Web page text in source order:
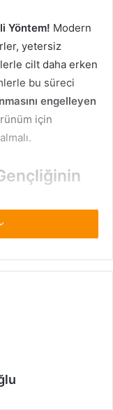
Yöntem! Modern
yetersiz
cilt daha erken
bu süreci
engelleyen
için
en büyük rolü
kırışıklıklara
zararlı ışınlara
yazın değil, kış
güneş kremi
güneş gözlüğü